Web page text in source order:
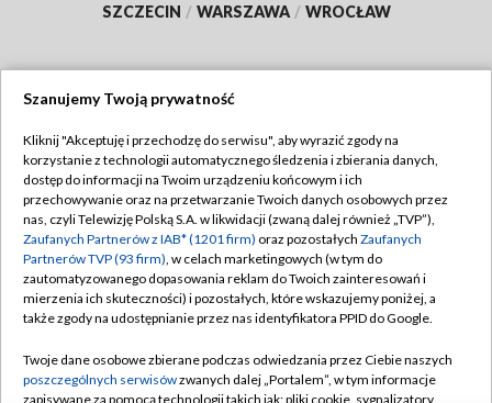
SZCZECIN / WARSZAWA / WROCŁAW
TVP
Abonament TVP
Emisja w TVP
Centrum informacji TVP
Naziemna Telewizja Cyfrowa
Rada Programowa
Regulamin TVP
Polityka prywatności
Moje zgody
Pomoc
Kontakt
Szanujemy Twoją prywatność
Kliknij "Akceptuję i przechodzę do serwisu", aby wyrazić zgody na
korzystanie z technologii automatycznego śledzenia i zbierania danych,
dostęp do informacji na Twoim urządzeniu końcowym i ich
przechowywanie oraz na przetwarzanie Twoich danych osobowych przez
nas, czyli Telewizję Polską S.A. w likwidacji (zwaną dalej również „TVP”),
Zaufanych Partnerów z IAB* (1201 firm) oraz pozostałych Zaufanych
Partnerów TVP (93 firm), w celach marketingowych (w tym do
zautomatyzowanego dopasowania reklam do Twoich zainteresowań i
mierzenia ich skuteczności) i pozostałych, które wskazujemy poniżej, a
także zgody na udostępnianie przez nas identyfikatora PPID do Google.
Twoje dane osobowe zbierane podczas odwiedzania przez Ciebie naszych
poszczególnych serwisówzwanych dalej „Portalem”, w tym informacje
zapisywane za pomocą technologii takich jak: pliki cookie, sygnalizatory